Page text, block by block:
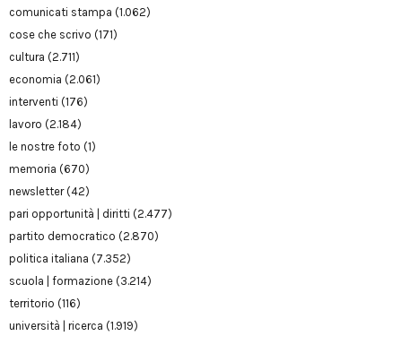
comunicati stampa (1.062)
cose che scrivo (171)
cultura (2.711)
economia (2.061)
interventi (176)
lavoro (2.184)
le nostre foto (1)
memoria (670)
newsletter(42)
pari opportunità | diritti (2.477)
partito democratico (2.870)
politica italiana (7.352)
scuola | formazione (3.214)
territorio (116)
università | ricerca (1.919)